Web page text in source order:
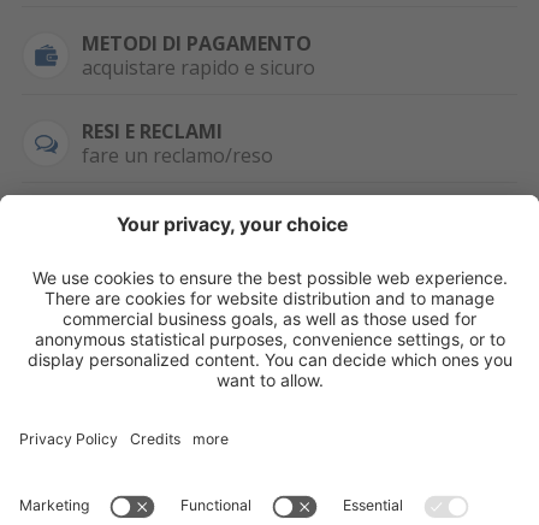
METODI DI PAGAMENTO
acquistare rapido e sicuro
RESI E RECLAMI
fare un reclamo/reso
SEMPRE DISPONIBILE
0471 506798
WHATSAPP
+39 376 2951129
HAI LA PARTITA
IVA?
Per ordini, offerte,
prezzi speciali e
ulteriori articoli